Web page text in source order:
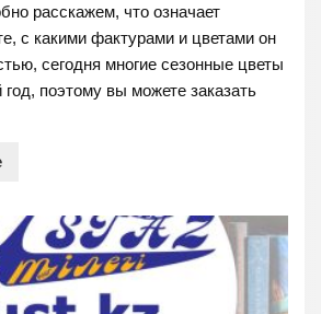
расскажем, что означает
с какими фактурами и цветами он
сегодня многие сезонные цветы
поэтому вы можете заказать